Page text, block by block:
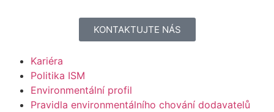
KONTAKTUJTE NÁS
Kariéra
Politika ISM
Environmentální profil
Pravidla environmentálního chování dodavatelů